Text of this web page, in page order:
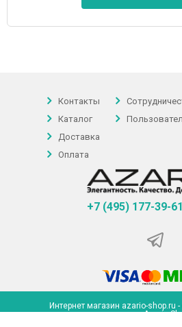
Контакты
Каталог
Доставка
Оплата
+7 (495) 177-39-61
Интернет магазин azario-shop.ru
представительства компании Azario